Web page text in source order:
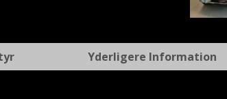
Yderligere Information